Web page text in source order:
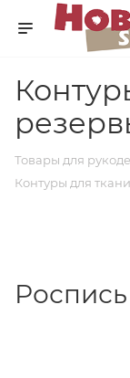
Товары для
Контуры для
Роспись